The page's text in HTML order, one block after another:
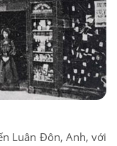
Luân Đôn, Anh, với